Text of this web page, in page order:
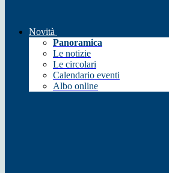
Novità
Panoramica
Le notizie
Le circolari
Calendario eventi
Albo online